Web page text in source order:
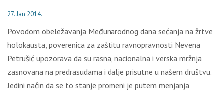
27. Jan 2014.
Povodom obeležavanja Međunarodnog dana sećanja na žrtve
holokausta, poverenica za zaštitu ravnopravnosti Nevena
Petrušić upozorava da su rasna, nacionalna i verska mržnja
zasnovana na predrasudama i dalje prisutne u našem društvu.
Jedini način da se to stanje promeni je putem menjanja